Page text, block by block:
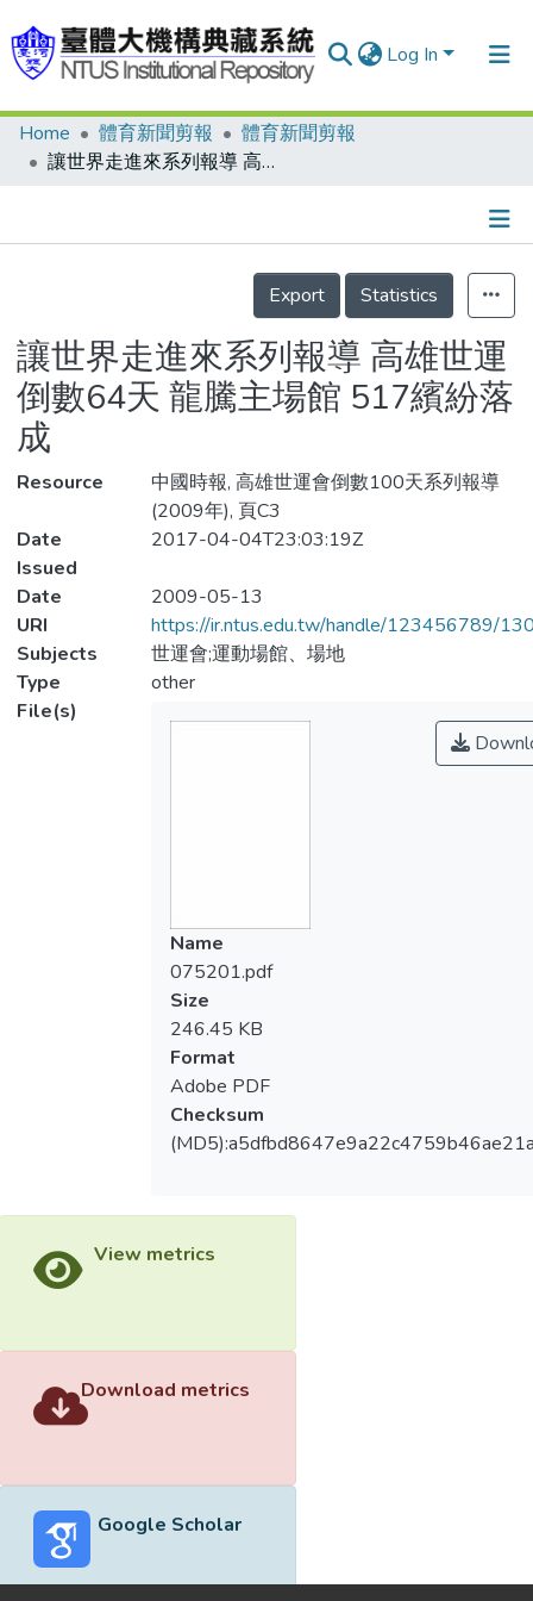
Log In
Communities & Collections
Statistics
Home 體育新聞剪報
體育新聞剪報
讓世界走進來系列報導 高雄世運倒數64天 龍騰主場館 517繽紛落成
Details
Export
Statistics
讓世界走進來系列報導 高雄世運
倒數64天 龍騰主場館 517繽紛落
成
Resource
中國時報, 高雄世運會倒數100天系列報導
(2009年), 頁C3
Date
Issued
2017-04-04T23:03:19Z
Date
2009-05-13
URI
https://ir.ntus.edu.tw/handle/123456789/
Subjects
世運會;運動場館、場地
Type
other
File(s)
Name
075201.pdf
Size
246.45 KB
Format
Adobe PDF
Checksum
View metrics
Download metrics
Google Scholar